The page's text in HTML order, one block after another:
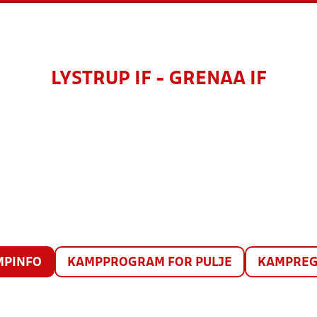
LYSTRUP IF - GRENAA IF
KAMPPROGRAM FOR PULJE